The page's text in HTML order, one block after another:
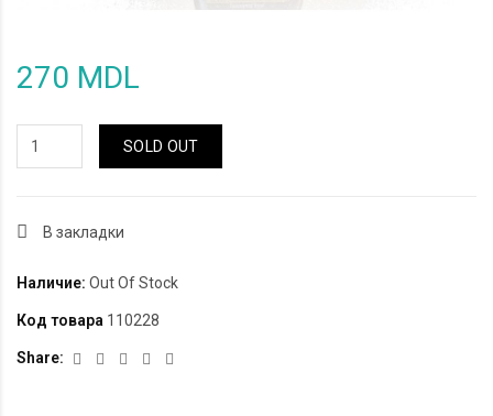
270 MDL
SOLD OUT
В закладки
Наличие: Out Of Stock
Код товара 110228
Share: